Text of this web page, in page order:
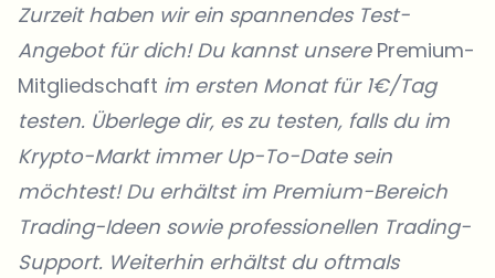
Zurzeit haben wir ein spannendes Test-
Angebot für dich! Du kannst unsere Premium-
Mitgliedschaft im ersten Monat für 1€/Tag
testen. Überlege dir, es zu testen, falls du im
Krypto-Markt immer Up-To-Date sein
möchtest! Du erhältst im Premium-Bereich
Trading-Ideen sowie professionellen Trading-
Support. Weiterhin erhältst du oftmals